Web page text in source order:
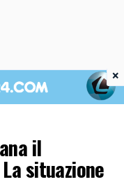
il
situazione
×